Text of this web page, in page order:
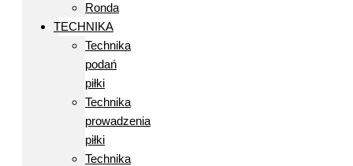
Ronda
TECHNIKA
Technika
podań
piłki
Technika
prowadzenia
piłki
Technika